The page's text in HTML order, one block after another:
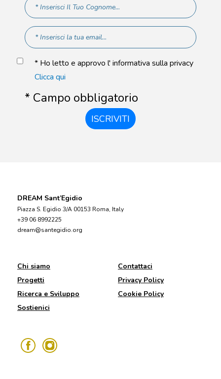
* Ho letto e approvo l' informativa sulla privacy
Clicca qui
* Campo obbligatorio
ISCRIVITI
DREAM Sant’Egidio
Piazza S. Egidio 3/A 00153 Roma, Italy
+39 06 8992225
dream@santegidio.org
Chi siamo
Progetti
Ricerca e Sviluppo
Sostienici
Contattaci
Privacy Policy
Cookie Policy